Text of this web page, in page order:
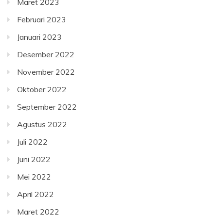
Maret 2023
Februari 2023
Januari 2023
Desember 2022
November 2022
Oktober 2022
September 2022
Agustus 2022
Juli 2022
Juni 2022
Mei 2022
April 2022
Maret 2022